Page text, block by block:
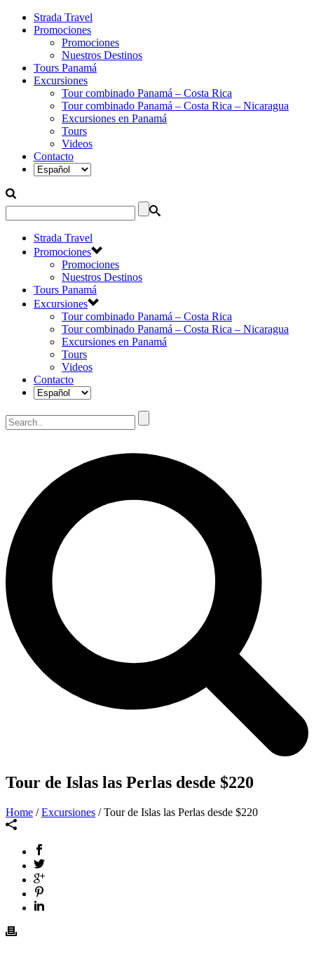
Strada Travel
Promociones
Promociones
Nuestros Destinos
Tours Panamá
Excursiones
Tour combinado Panamá – Costa Rica
Tour combinado Panamá – Costa Rica – Nicaragua
Excursiones en Panamá
Tours
Videos
Contacto
Strada Travel
Promociones
Promociones
Nuestros Destinos
Tours Panamá
Excursiones
Tour combinado Panamá – Costa Rica
Tour combinado Panamá – Costa Rica – Nicaragua
Excursiones en Panamá
Tours
Videos
Contacto
Tour de Islas las Perlas desde $220
Home /Excursiones / Tour de Islas las Perlas desde $220